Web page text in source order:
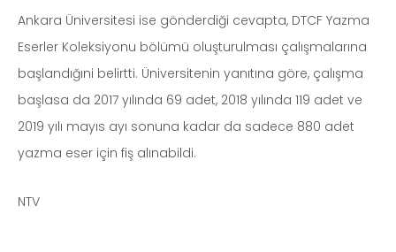
Ankara Üniversitesi ise gönderdiği cevapta, DTCF Yazma
Eserler Koleksiyonu bölümü oluşturulması çalışmalarına
başlandığıni belirtti. Üniversitenin yanıtına göre, çalışma
başlasa da 2017 yılında 69 adet, 2018 yılında 119 adet ve
2019 yılı mayıs ayı sonuna kadar da sadece 880 adet
yazma eser için fiş alınabildi.
NTV